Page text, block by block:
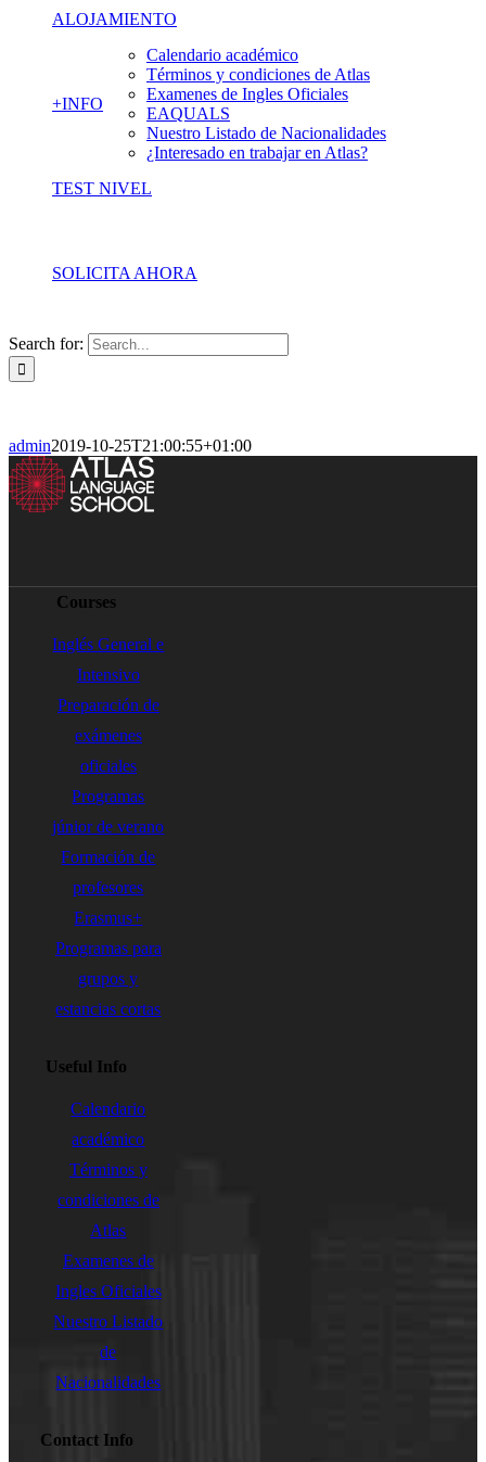
ALOJAMIENTO
+INFO
Calendario académico
Términos y condiciones de Atlas
Examenes de Ingles Oficiales
EAQUALS
Nuestro Listado de Nacionalidades
¿Interesado en trabajar en Atlas?
TEST NIVEL
SOLICITA AHORA
Search for:
admin2019-10-25T21:00:55+01:00
Courses
Inglés General e
Intensivo
Preparación de
exámenes
oficiales
Programas
júnior de verano
Formación de
profesores
Erasmus+
Programas para
grupos y
estancias cortas
Useful Info
Calendario
académico
Términos y
condiciones de
Atlas
Examenes de
Ingles Oficiales
Nuestro Listado
de
Nacionalidades
Contact Info